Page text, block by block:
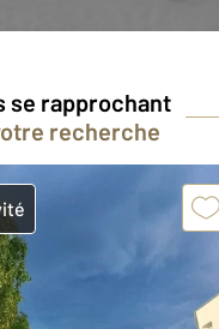
se rapprochant
recherche